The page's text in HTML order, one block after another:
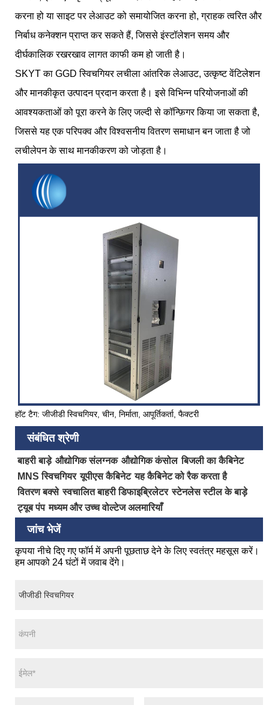
करना हो या साइट पर लेआउट को समायोजित करना हो, ग्राहक त्वरित और
निर्बाध कनेक्शन प्राप्त कर सकते हैं, जिससे इंस्टॉलेशन समय और
दीर्घकालिक रखरखाव लागत काफी कम हो जाती है।
SKYT का GGD स्विचगियर लचीला आंतरिक लेआउट, उत्कृष्ट वेंटिलेशन
और मानकीकृत उत्पादन प्रदान करता है। इसे विभिन्न परियोजनाओं की
आवश्यकताओं को पूरा करने के लिए जल्दी से कॉन्फ़िगर किया जा सकता है,
जिससे यह एक परिपक्व और विश्वसनीय वितरण समाधान बन जाता है जो
लचीलेपन के साथ मानकीकरण को जोड़ता है।
हॉट टैग: जीजीडी स्विचगियर, चीन, निर्माता, आपूर्तिकर्ता, फैक्टरी
संबंधित श्रेणी
बाहरी बाड़े औद्योगिक संलग्नक औद्योगिक कंसोल बिजली का कैबिनेट
MNS स्विचगियर यूपीएस कैबिनेट यह कैबिनेट को रैक करता है
वितरण बक्से स्वचालित बाहरी डिफाइब्रिलेटर स्टेनलेस स्टील के बाड़े
ट्यूब पंप मध्यम और उच्च वोल्टेज अलमारियाँ
जांच भेजें
कृपया नीचे दिए गए फॉर्म में अपनी पूछताछ देने के लिए स्वतंत्र महसूस करें।
हम आपको 24 घंटों में जवाब देंगे।